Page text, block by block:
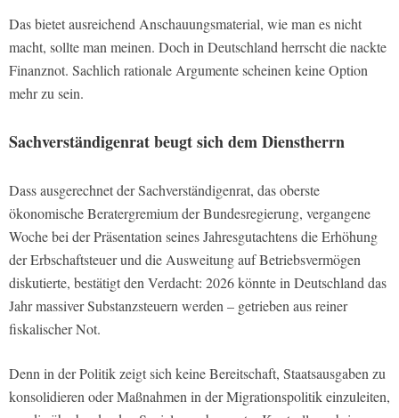
Das bietet ausreichend Anschauungsmaterial, wie man es nicht
macht, sollte man meinen. Doch in Deutschland herrscht die nackte
Finanznot. Sachlich rationale Argumente scheinen keine Option
mehr zu sein.
Sachverständigenrat beugt sich dem Dienstherrn
Dass ausgerechnet der Sachverständigenrat, das oberste
ökonomische Beratergremium der Bundesregierung, vergangene
Woche bei der Präsentation seines Jahresgutachtens die Erhöhung
der Erbschaftsteuer und die Ausweitung auf Betriebsvermögen
diskutierte, bestätigt den Verdacht: 2026 könnte in Deutschland das
Jahr massiver Substanzsteuern werden – getrieben aus reiner
fiskalischer Not.
Denn in der Politik zeigt sich keine Bereitschaft, Staatsausgaben zu
konsolidieren oder Maßnahmen in der Migrationspolitik einzuleiten,